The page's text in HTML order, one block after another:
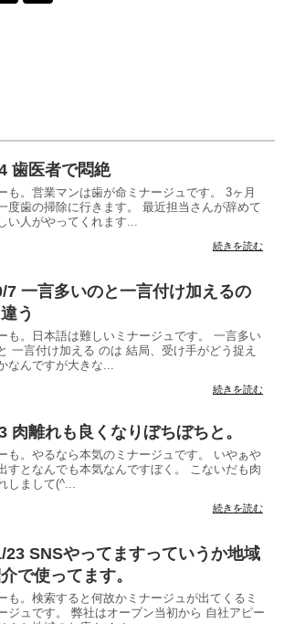
歯医者で悶絶
も。営業マンは歯が命ミナージュです。 3ヶ月
度歯の掃除に行きます。 最近担当さんが辞めて
い人がやってくれます...
続きを読む
7 一言多いのと一言付け加えるの
う
も。日本語は難しいミナージュです。 一言多い
一言付け加える のは 結局、受け手がどう捉え
なんですが大きな...
続きを読む
肉離れも良くなりぼちぼちと。
も。やるなら本気のミナージュです。 いやぁや
すとなんでも本気なんですぼく。 こないだも肉
しまして(^...
続きを読む
23 SNSやってますっていうか地域
で使ってます。
も。検索すると何故かミナージュが出てくるミ
ジュです。 弊社はオープン当初から 自社アピー